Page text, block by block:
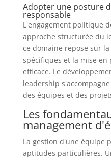
Adopter une posture
responsable
L'engagement politique
approche structurée du
ce domaine repose sur
spécifiques et la mise
efficace. Le
leadership
des équipes et des
Les
management
La gestion d'une équipe
aptitudes particulières.